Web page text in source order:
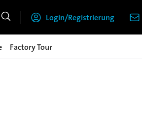
Login/Registrierung
Factory Tour